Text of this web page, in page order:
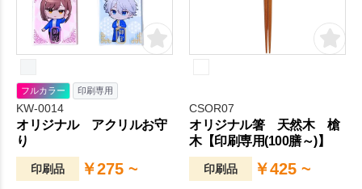
フルカラー 印刷専用
KW-0014
オリジナル アクリルお守
り
印刷品 ￥275 ~
CSOR07
オリジナル箸 天然木 槍
木【印刷専用(100膳～)】
印刷品 ￥425 ~